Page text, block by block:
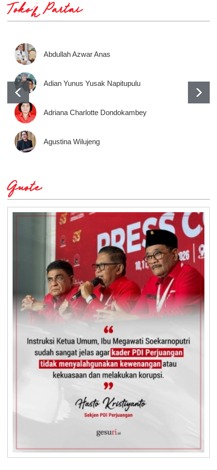
Tokoh Partai
Abdullah Azwar Anas
Adian Yunus Yusak Napitupulu
Adriana Charlotte Dondokambey
Agustina Wilujeng
Quote